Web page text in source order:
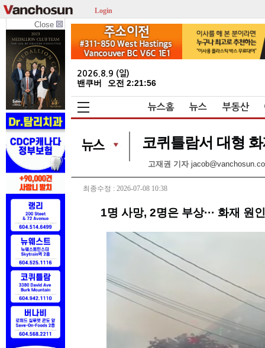
Login
Close
2026.8.9 (일)
밴쿠버 오전 2:21:56
뉴스홈 뉴스 부동산
코퀴틀람서 대형 화
고재권 기자
최종수정 : 2026-07-08 10:38
1명 사망, 2명은 부상··· 화재 원